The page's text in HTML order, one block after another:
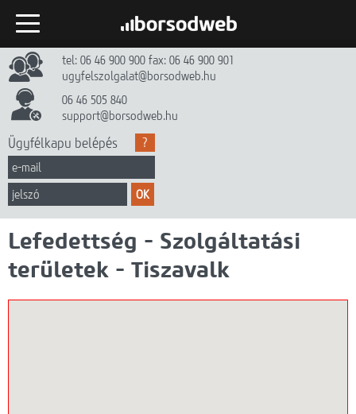
tel: 06 46 900 900 fax: 06 46 900 901
ugyfelszolgalat@borsodweb.hu
06 46 505 840
support@borsodweb.hu
?
Ügyfélkapu belépés
OK
Kezdőlap
Internet
TV
Egyéb szolgáltatások
Hírek
Gyik
Céginfó
Lefedettség - Szolgáltatási
területek - Tiszavalk